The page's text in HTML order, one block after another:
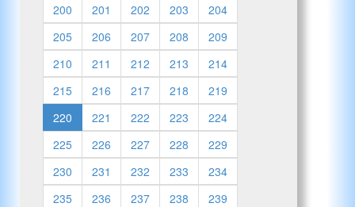
200
201 202 203
204
205
206 207 208
209
210
211 212 213
214
215
216 217 218
219
220
221 222 223
224
225
226 227 228
229
230
231 232 233
234
235
236 237 238
239